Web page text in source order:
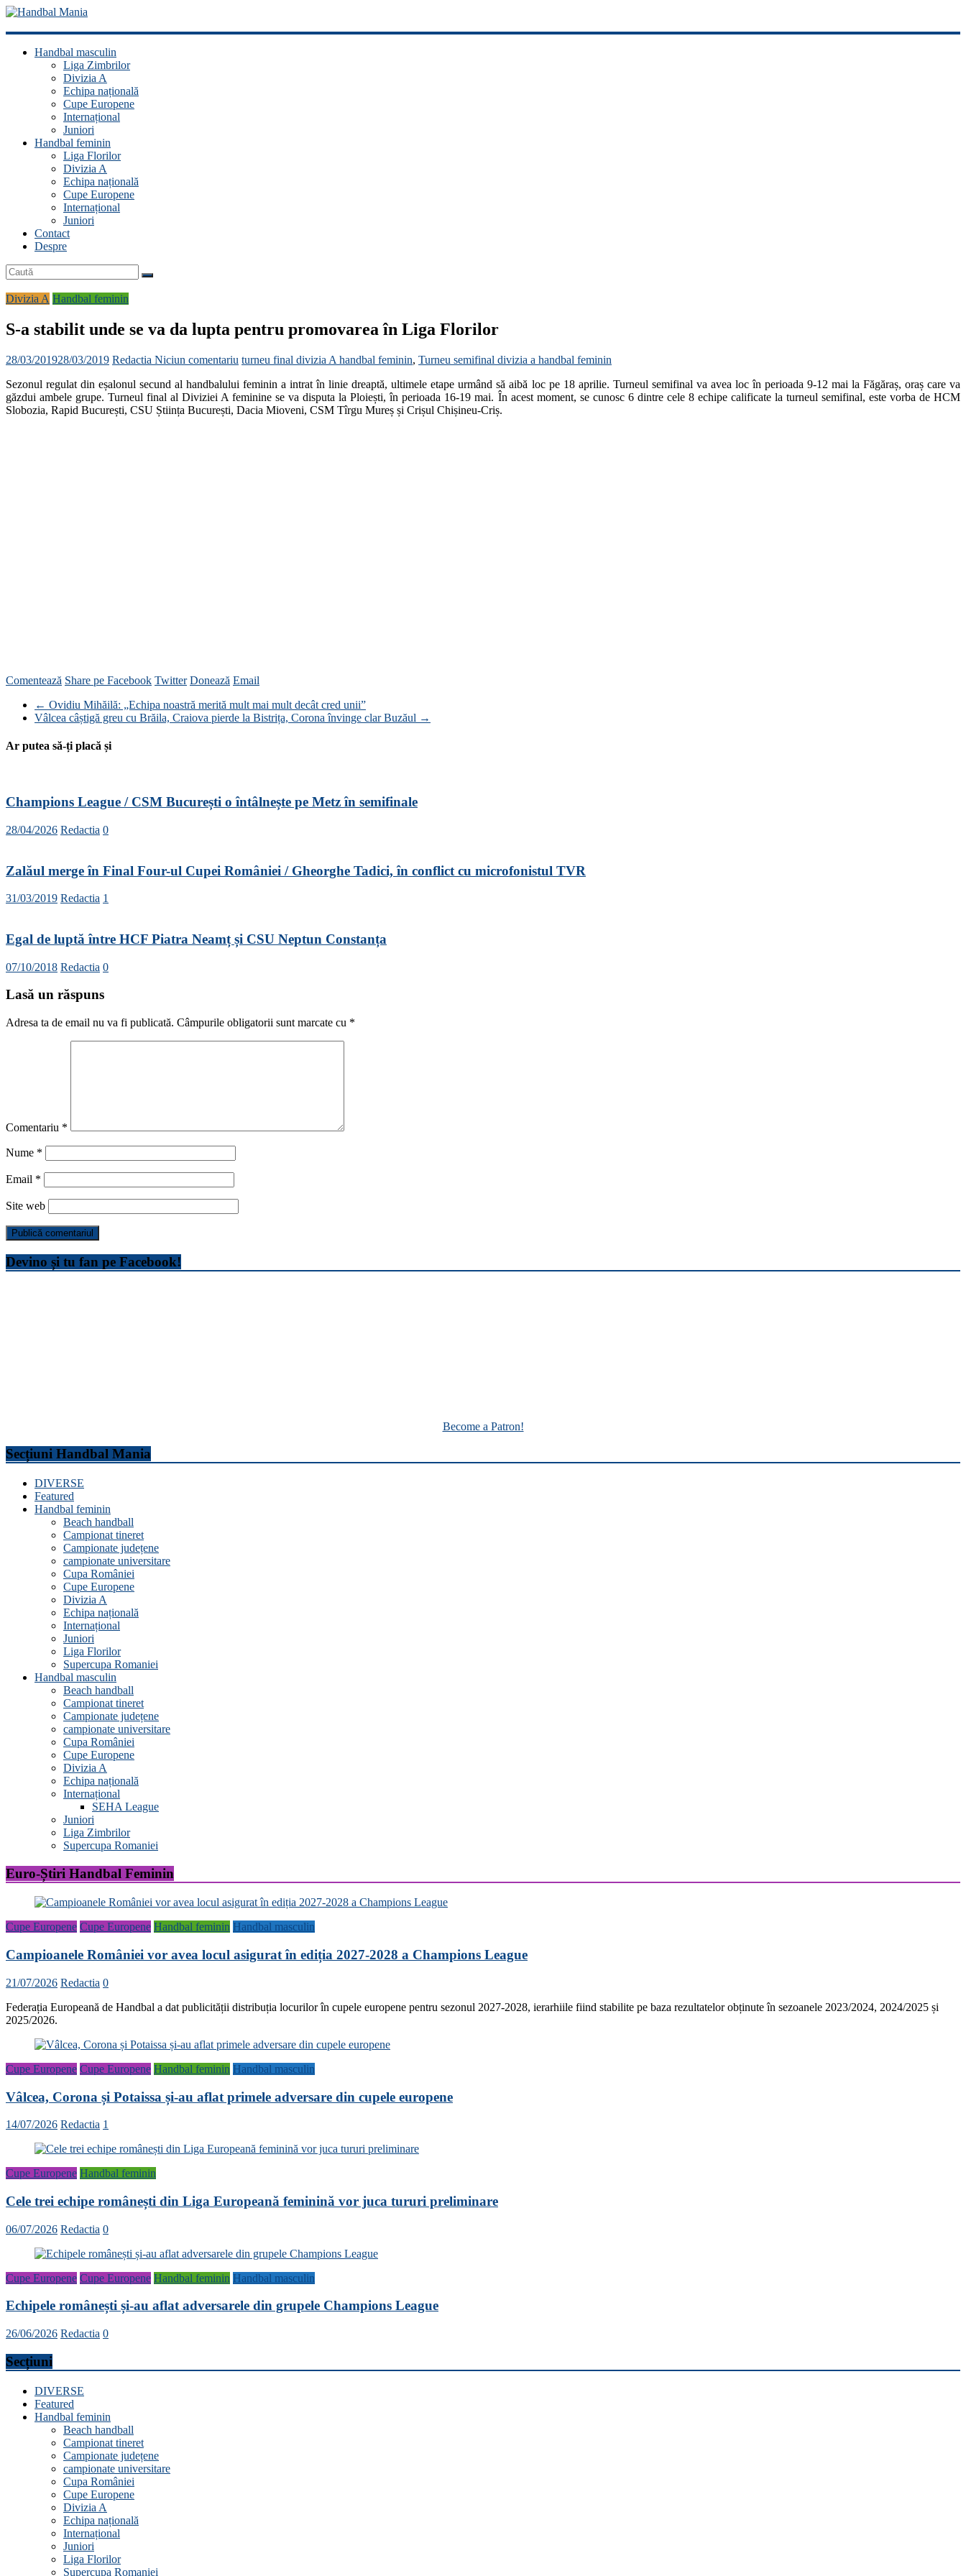
Handbal
ManiaHandbal masculin
Liga Zimbrilor
Divizia A
Echipa națională
Cupe Europene
Internațional
Juniori
Handbal feminin
Liga Florilor
Divizia A
Echipa națională
Cupe Europene
Internațional
Juniori
Contact
Despre
Divizia A Handbal feminin
S-a stabilit unde se va da lupta pentru promovarea în Liga Florilor
28/03/201928/03/2019 Redactia Niciun comentariu turneu final divizia A handbal feminin, Turneu semifinal divizia a handbal feminin
Sezonul regulat din eșalonul secund al handbalului feminin a intrat în linie dreaptă, ultimele etape urmând să aibă loc pe 18 aprilie. Turneul semifinal va avea loc în perioada 9-12 mai la Făgăraș, oraș care va
găzdui ambele grupe. Turneul final al Diviziei A feminine se va disputa la Ploiești, în perioada 16-19 mai. În acest moment, se cunosc 6 dintre cele 8 echipe calificate la turneul semifinal, este vorba de HCM
Slobozia, Rapid București, CSU Știința București, Dacia Mioveni, CSM Tîrgu Mureș și Crișul Chișineu-Criș.
Comentează Share pe Facebook Twitter Donează Email
← Ovidiu Mihăilă: „Echipa noastră merită mult mai mult decât cred unii”
Vâlcea câștigă greu cu Brăila, Craiova pierde la Bistrița, Corona învinge clar Buzăul →
Ar putea să-ți placă și
Champions League / CSM București o întâlnește pe Metz în semifinale
28/04/2026 Redactia 0
Zalăul merge în Final Four-ul Cupei României / Gheorghe Tadici, în conflict cu microfonistul TVR
31/03/2019 Redactia 1
Egal de luptă între HCF Piatra Neamț și CSU Neptun Constanța
07/10/2018 Redactia 0
Lasă un răspuns
Adresa ta de email nu va fi publicată. Câmpurile obligatorii sunt marcate cu *
Comentariu *
Nume *
Email *
Site web
Devino și tu fan pe Facebook!
Become a Patron!
Secțiuni Handbal Mania
DIVERSE
Featured
Handbal feminin
Beach handball
Campionat tineret
Campionate județene
campionate universitare
Cupa României
Cupe Europene
Divizia A
Echipa națională
Internațional
Juniori
Liga Florilor
Supercupa Romaniei
Handbal masculin
Beach handball
Campionat tineret
Campionate județene
campionate universitare
Cupa României
Cupe Europene
Divizia A
Echipa națională
Internațional
SEHA League
Juniori
Liga Zimbrilor
Supercupa Romaniei
Euro-Știri Handbal Feminin
Cupe Europene Cupe Europene Handbal feminin Handbal masculin
Campioanele României vor avea locul asigurat în ediția 2027-2028 a Champions League
21/07/2026 Redactia 0
Federația Europeană de Handbal a dat publicității distribuția locurilor în cupele europene pentru sezonul 2027-2028, ierarhiile fiind stabilite pe baza rezultatelor obținute în sezoanele 2023/2024, 2024/2025 și
2025/2026.
Cupe Europene Cupe Europene Handbal feminin Handbal masculin
Vâlcea, Corona și Potaissa și-au aflat primele adversare din cupele europene
14/07/2026 Redactia 1
Cupe Europene Handbal feminin
Cele trei echipe românești din Liga Europeană feminină vor juca tururi preliminare
06/07/2026 Redactia 0
Cupe Europene Cupe Europene Handbal feminin Handbal masculin
Echipele românești și-au aflat adversarele din grupele Champions League
26/06/2026 Redactia 0
Secțiuni
DIVERSE
Featured
Handbal feminin
Beach handball
Campionat tineret
Campionate județene
campionate universitare
Cupa României
Cupe Europene
Divizia A
Echipa națională
Internațional
Juniori
Liga Florilor
Supercupa Romaniei